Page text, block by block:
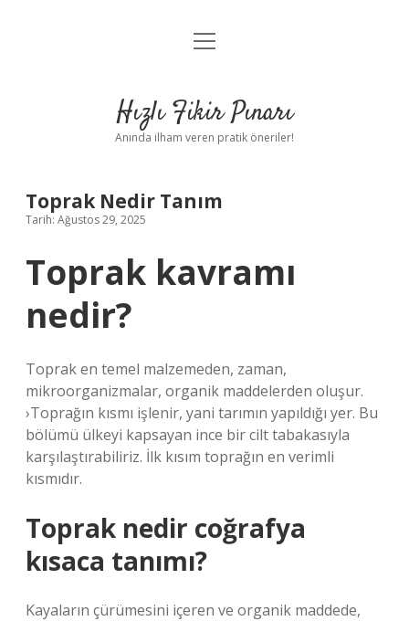
Anasayfa
Yasal Uyarı
menüyü
Hızlı Fikir Pınarı
Anında ilham veren pratik öneriler!
Toprak Nedir Tanım
Tarih: Ağustos 29, 2025
Toprak kavramı
nedir?
Toprak en temel malzemeden, zaman,
mikroorganizmalar, organik maddelerden oluşur.
›Toprağın kısmı işlenir, yani tarımın yapıldığı yer. Bu
bölümü ülkeyi kapsayan ince bir cilt tabakasıyla
karşılaştırabiliriz. İlk kısım toprağın en verimli
kısmıdır.
Toprak nedir coğrafya
kısaca tanımı?
Kayaların çürümesini içeren ve organik maddede,